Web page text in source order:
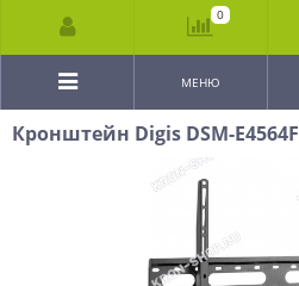
МЕНЮ
Кронштейн Digis DSM-E4564F
0